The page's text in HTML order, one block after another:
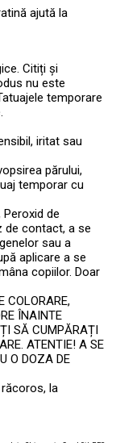
ajută la
Citiți și
nu este
temporare
iritat sau
părului,
temporar cu
de
de contact, a se
sau a
aplicare a se
copiilor. Doar
COLORARE,
ÎNAINTE
SĂ CUMPĂRAȚI
ATENTIE! A SE
O DOZA DE
la